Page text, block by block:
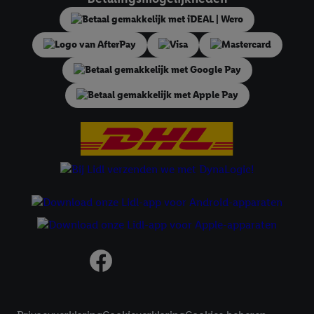
diensten worden weergegeven, als verschillende eindapparaten
en Lidl-diensten, met behulp van jouw gehashte e-mailadres en
met eventuele andere identifiers of met identifiers waarover
Criteo S.A. beschikt, aan jou kunnen worden toegewezen.
Onder "Aanpassen" kun je aangeven met welke cookies en
vergelijkbare technieken en met welke verwerkingsdoeleinden
gegevensverwerking.
Door te klikken op "Weigeren", kies je voor de optie dat er enkel
technisch noodzakelijke cookies en vergelijkbare technieken
Door op "Akkoord" te klikken, stem je in met alle verwerkingen
voor alle bovengenoemde doeleinden. Meer informatie,
inclusief over de opslagperiode van de gegevens en je recht om
jouw toestemming op elk gewenst moment in te trekken, vind je
privacyverklaring